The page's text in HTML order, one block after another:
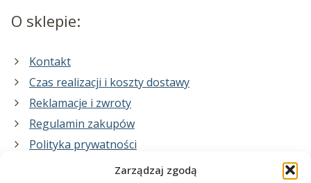
Zarządzaj zgodą
O sklepie:
Kontakt
Czas realizacji i koszty dostawy
Reklamacje i zwroty
Regulamin zakupów
Polityka prywatności